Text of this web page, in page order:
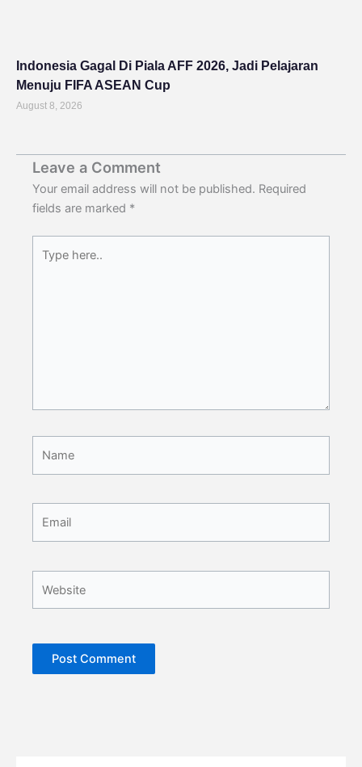
Indonesia Gagal Di Piala AFF 2026, Jadi Pelajaran
Menuju FIFA ASEAN Cup
August 8, 2026
Leave a Comment
Your email address will not be published. Required
fields are marked *
here..